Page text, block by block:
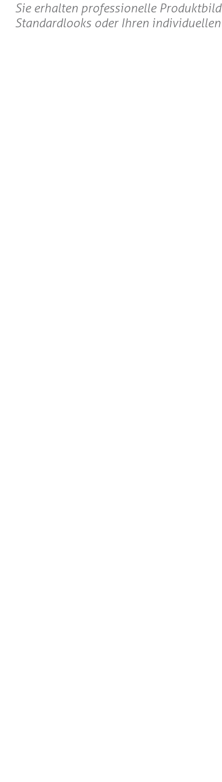
Sie erhalten professionelle
Standardlooks oder Ihren